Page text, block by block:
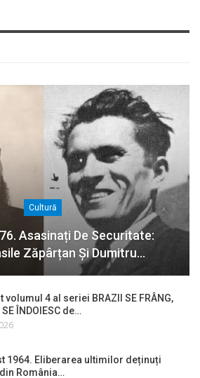
Cultură
Asasinați De Securitate:
Zăpârțan Și Dumitru…
volumul 4 al seriei BRAZII SE FRÂNG,
SE ÎNDOIESC de…
1964. Eliberarea ultimilor deținuți
România…